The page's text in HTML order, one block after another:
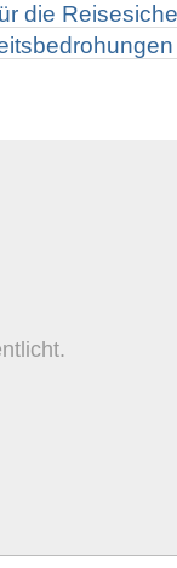
die